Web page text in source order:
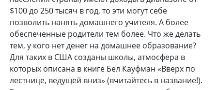
$100 до 250 тысяч в год, то эти могут себе
позволить нанять домашнего учителя. А более
обеспеченные родители тем более. Что же делать
тем, у кого нет денег на домашнее образование?
Для таких в США созданы школы, атмосфера в
которых описана в книге Бел Кауфман «Вверх по
лестнице, ведущей вниз» (вчитайтесь в название!).